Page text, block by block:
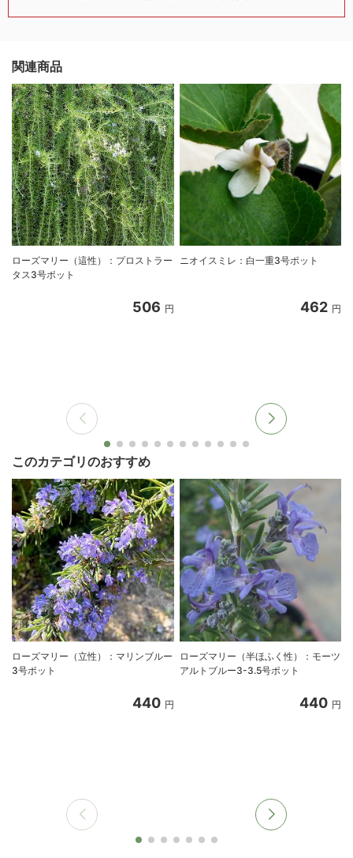
関連商品
ローズマリー（這性）：プロストラー
タス3号ポット
506 円
ニオイスミレ：白一重3号ポット
462 円
このカテゴリのおすすめ
ローズマリー（立性）：マリンブルー
3号ポット
440 円
ローズマリー（半ほふく性）：モーツ
アルトブルー3-3.5号ポット
440 円